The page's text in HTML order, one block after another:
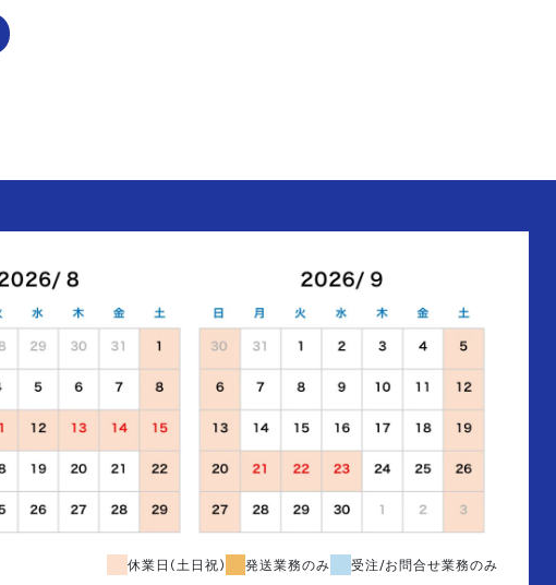
休業日(土日祝) 発送業務のみ 受注/お問合せ業務のみ